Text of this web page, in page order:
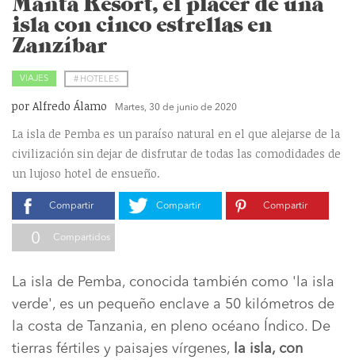
isla con cinco estrellas en
Zanzíbar
VIAJES # HOTELES
por Alfredo Álamo Martes, 30 de junio de 2020
La isla de Pemba es un paraíso natural en el que alejarse de la
civilización sin dejar de disfrutar de todas las comodidades de
un lujoso hotel de ensueño.
Compartir Compartir Compartir
0 Compartidos
La isla de Pemba, conocida también como 'la isla
verde', es un pequeño enclave a 50 kilómetros de
la costa de Tanzania, en pleno océano Índico. De
tierras fértiles y paisajes vírgenes,
la isla, con